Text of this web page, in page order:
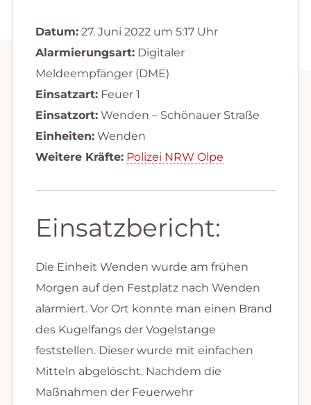
Datum:27. Juni 2022 um 5:17 Uhr
Alarmierungsart:Digitaler
Meldeempfänger (DME)
Einsatzart:Feuer 1
Einsatzort:Wenden – Schönauer Straße
Einheiten:Wenden
Weitere Kräfte: Polizei NRW Olpe
Einsatzbericht:
Die Einheit Wenden wurde am frühen
Morgen auf den Festplatz nach Wenden
alarmiert. Vor Ort konnte man einen Brand
des Kugelfangs der Vogelstange
feststellen. Dieser wurde mit einfachen
Mitteln abgelöscht. Nachdem die
Maßnahmen der Feuerwehr